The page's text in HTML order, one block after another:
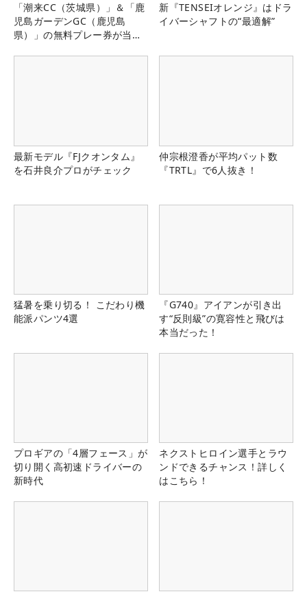
「潮来CC（茨城県）」＆「鹿
児島ガーデンGC（鹿児島
県）」の無料プレー券が当た
新『TENSEIオレンジ』はドラ
イバーシャフトの“最適解”
最新モデル『FJクオンタム』
を石井良介プロがチェック
仲宗根澄香が平均パット数
『TRTL』で6人抜き！
猛暑を乗り切る！ こだわり機
能派パンツ4選
『G740』アイアンが引き出
す“反則級”の寛容性と飛びは
本当だった！
プロギアの「4層フェース」が
切り開く高初速ドライバーの
新時代
ネクストヒロイン選手とラウ
ンドできるチャンス！詳しく
はこちら！